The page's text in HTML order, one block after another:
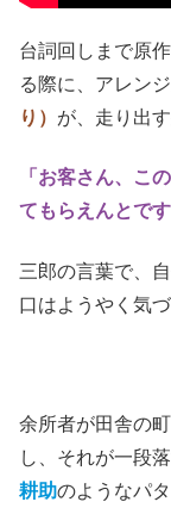
台詞回しまで原
る際に、アレン
り） が、走り出
「お客さん、こ
てもらえんとです
三郎の言葉で、
口はようやく気づ
余所者が田舎の
し、それが一段
耕助のようなパタ